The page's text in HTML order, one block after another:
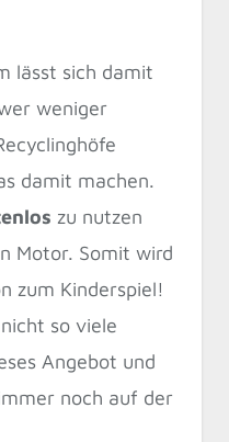
lässt sich damit
weniger
damit machen.
zu nutzen
Motor. Somit wird
zum Kinderspiel!
so viele
Angebot und
noch auf der